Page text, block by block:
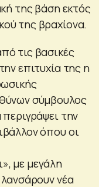
της βάση εκτός
της βραχίονα.
τις βασικές
επιτυχία της η
σύμβουλος
την
όπου οι
με μεγάλη
νέα